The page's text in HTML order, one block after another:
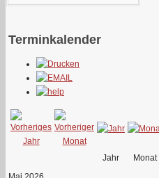
Terminkalender
Jahr Monat